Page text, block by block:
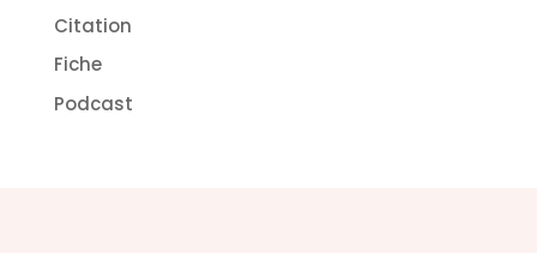
Citation
Fiche
Podcast